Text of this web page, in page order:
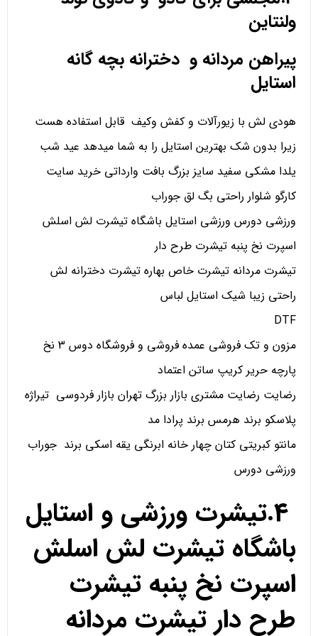
ولنتاین
پیراهن مردانه و دخترانه بچه گانه
استایل
هودی لش با زیورآلات و کفش وکیف قابل استفاده هست
زیرا بدون شک بهترین استایل را به شما میدهد عید شب
یلدا مشکی سفید سایز بزرگ بافت وارداتی خرید سایت
کارگو شلوار راحتی بگ لق جوراب
ورزشی دورس ورزشی استایل باشگاه تیشرت لش اسلش
اسپرت نخ پنبه تیشرت طرح دار
تیشرت مردانه تیشرت خاص بهاره تیشرت دخترانه لش
راحتی زیبا شیک استایل لباس
DTF
مزون و تک فروشی عمده فروشی و فروشگاه دوس 3 نخ
پارچه حریر کریپ ساتن اعتماد
رضایت رضایت مشتری بازار بزرگ تهران بازار فردوسی تیراژه
پلاسکو برند هرمس برند پرادا مد
مانتو کبریتی کتان چهار خانه ابرنگی یقه اسکی برند جوراب
ورزشی دورس
4.تیشرت ورزشی و استایل
باشگاه تیشرت لش اسلش
اسپرت نخ پنبه تیشرت
طرح دار تیشرت مردانه